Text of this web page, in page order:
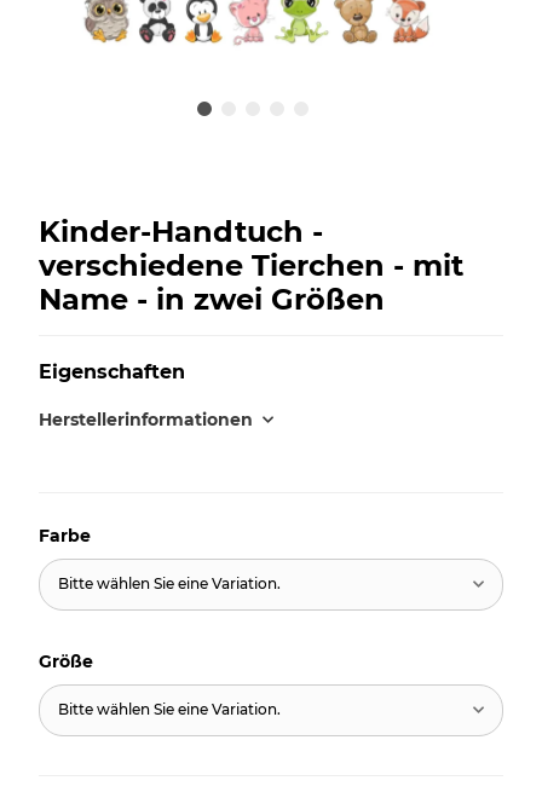
Kinder-Handtuch -
verschiedene Tierchen - mit
Name - in zwei Größen
Eigenschaften
Herstellerinformationen
Farbe
Bitte wählen Sie eine Variation.
Größe
Bitte wählen Sie eine Variation.